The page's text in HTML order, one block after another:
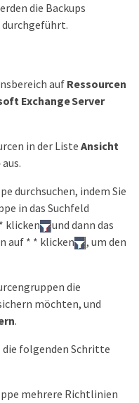
die Backups
auf Ressourcen
Exchange Server
in der Liste Ansicht
aus.
durchsuchen, indem Sie
in das Suchfeld
klicken
und dann das
auf * * klicken
, um den
die
möchten, und
.
die folgenden Schritte
mehrere Richtlinien